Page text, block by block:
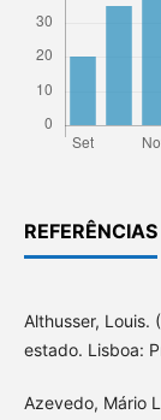
REFERÊNCIAS
Althusser, Louis.
estado. Lisboa:
Azevedo, Mário